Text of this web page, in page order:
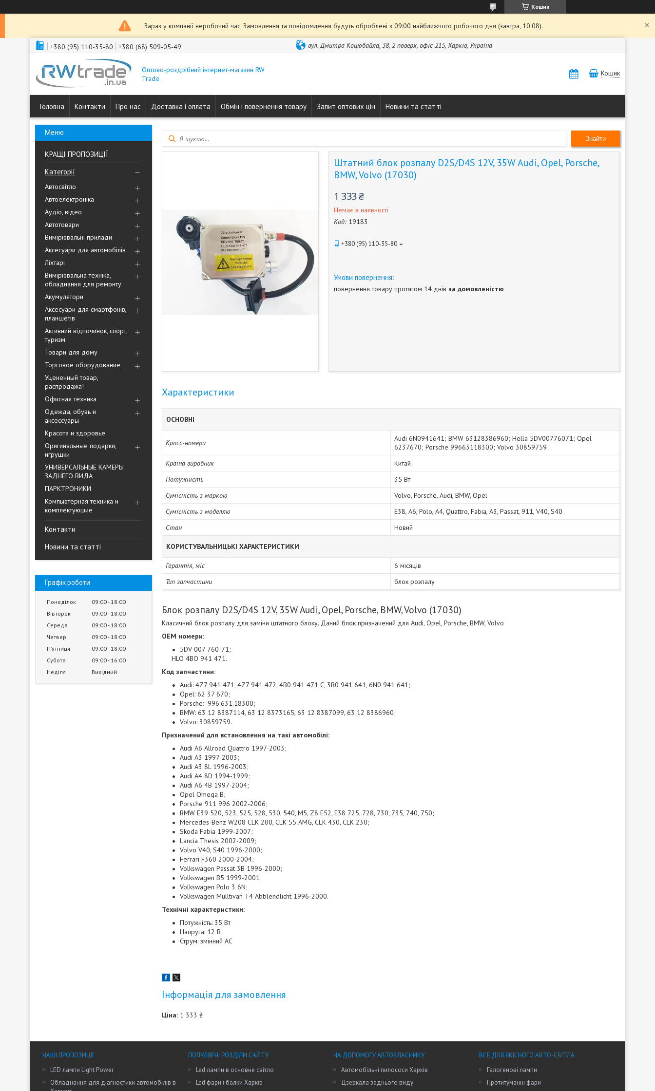
Кошик
Зараз у компанії неробочий час. Замовлення та повідомлення будуть оброблені з 09:00 найближчого робочого дня (завтра, 10.08).
+380 (95) 110-35-80 +380 (68) 509-05-49 вул. Дмитра Коцюбайла, 38, 2 поверх, офіс 215, Харків, Україна
Оптово-роздрібний інтернет-магазин RW
Trade
Кошик
Головна Контакти Про нас Доставка і оплата Обмін і повернення товару Запит оптових цін Новини та статті
КРАЩІ ПРОПОЗИЦІЇ
Категорії
Автосвітло
Автоелектроніка
Аудіо, відео
Автотовари
Вимірювальні прилади
Аксесуари для автомобілів
Ліхтарі
Вимірювальна техніка,
обладнання для ремонту
Акумулятори
Аксесуари для смартфонів,
планшетів
Активний відпочинок, спорт,
туризм
Товари для дому
Торговое оборудование
Уцененный товар,
распродажа!
Офисная техника
Одежда, обувь и
аксессуары
Красота и здоровье
Оригинальные подарки,
игрушки
УНИВЕРСАЛЬНЫЕ КАМЕРЫ
ЗАДНЕГО ВИДА
ПАРКТРОНИКИ
Компьютерная техника и
комплектующие
Контакти
Новини та статті
Графік роботи
Понеділок 09:00 18:00
Вівторок
09:00 18:00
Середа
09:00 18:00
Четвер
09:00 18:00
Пʼятниця
09:00 18:00
Субота
09:00 16:00
Неділя
Вихідний
Знайти
Штатний блок розпалу D2S/D4S 12V, 35W Audi, Opel, Porsche,
BMW, Volvo (17030)
1 333 ₴
Немає в наявності
Код: 19183
+380 (95) 110-35-80
повернення товару протягом 14 днів за домовленістю
Характеристики
ОСНОВНІ
Кросс-номери
Audi 6N0941641; BMW 63128386960; Hella 5DV00776071; Opel
6237670; Porsche 99663118300; Volvo 30859759
Країна виробник
Китай
Потужність
35 Вт
Сумісність з маркою
Volvo, Porsche, Audi, BMW, Opel
Сумісність з моделлю
E38, A6, Polo, A4, Quattro, Fabia, A3, Passat, 911, V40, S40
Стан
Новий
КОРИСТУВАЛЬНИЦЬКІ ХАРАКТЕРИСТИКИ
Гарантія, міс
6 місяців
Тип запчастини
блок розпалу
Блок розпалу D2S/D4S 12V, 35W Audi, Opel, Porsche, BMW, Volvo (17030)
Класичний блок розпалу для заміни штатного блоку. Даний блок призначений для Audi, Opel, Porsche, BMW, Volvo
OEM номери:
5DV 007 760-71;
HLO 4BO 941 471.
Код запчастини:
Audi: 4Z7 941 471, 4Z7 941 472, 4B0 941 471 C, 3B0 941 641, 6N0 941 641;
Opel: 62 37 670;
Porsche: 996.631.18300;
BMW: 63 12 8387114, 63 12 8373165, 63 12 8387099, 63 12 8386960;
Volvo: 30859759.
Призначений для встановлення на такі автомобілі:
Audi A6 Allroad Quattro 1997-2003;
Audi A3 1997-2003;
Audi A3 8L 1996-2003;
Audi A4 8D 1994-1999;
Audi A6 4B 1997-2004;
Opel Omega B;
Porsche 911 996 2002-2006;
BMW E39 520, 523, 525, 528, 530, 540, M5, Z8 E52, E38 725, 728, 730, 735, 740, 750;
Mercedes-Benz W208 CLK 200, CLK 55 AMG, CLK 430, CLK 230;
Skoda Fabia 1999-2007;
Lancia Thesis 2002-2009;
Volvo V40, S40 1996-2000;
Ferrari F360 2000-2004;
Volkswagen Passat 3B 1996-2000;
Volkswagen B5 1999-2001;
Volkswagen Polo 3 6N;
Volkswagen Mulltivan T4 Abblendlicht 1996-2000.
Технічні характеристики:
Потужність: 35 Вт
Напруга: 12 В
Струм: змінний АС
Інформація для замовлення
Ціна: 1 333 ₴
НАШІ ПРОПОЗИЦІЇ
LED лампи Light Power
Обладнання для діагностики автомобілів в
ПОПУЛЯРНІ РОЗДІЛИ САЙТУ
Led лампи в основне світло
Led фари і балки Харків
НА ДОПОМОГУ АВТОВЛАСНИКУ
Автомобільні пилососи Харків
Дзеркала заднього виду
ВСЕ ДЛЯ ЯКІСНОГО АВТО-СВІТЛА
Галогенові лампи
Протитуманні фари